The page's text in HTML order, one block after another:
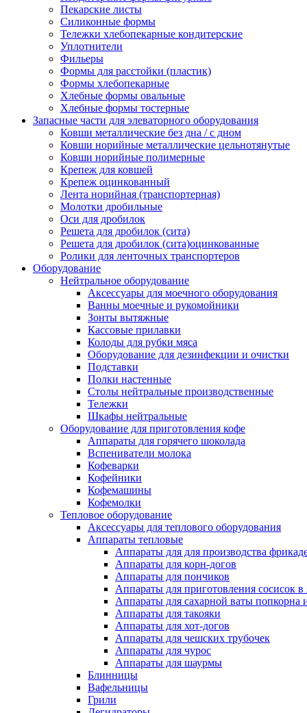
Пекарские листы
Силиконные формы
Тележки хлебопекарные кондитерские
Уплотнители
Фильеры
Формы для расстойки (пластик)
Формы хлебопекарные
Хлебные формы овальные
Хлебные формы тостерные
Запасные части для элеваторного оборудования
Ковши металлические без дна / с дном
Ковши норийные металлические цельнотянутые
Ковши норийные полимерные
Крепеж для ковшей
Крепеж оцинкованный
Лента норийная (транспортерная)
Молотки дробильные
Оси для дробилок
Решета для дробилок (сита)
Решета для дробилок (сита)оцинкованные
Ролики для ленточных транспортеров
Оборудование
Нейтральное оборудование
Аксессуары для моечного оборудования
Ванны моечные и рукомойники
Зонты вытяжные
Кассовые прилавки
Колоды для рубки мяса
Оборудование для дезинфекции и очистки
Подставки
Полки настенные
Столы нейтральные производственные
Тележки
Шкафы нейтральные
Оборудование для приготовления кофе
Аппараты для горячего шоколада
Вспениватели молока
Кофеварки
Кофейники
Кофемашины
Кофемолки
Тепловое оборудование
Аксессуары для теплового оборудования
Аппараты тепловые
Аппараты для для производства
Аппараты для корн-догов
Аппараты для пончиков
Аппараты для приготовления сосисок в
Аппараты для сахарной ваты попкорна
Аппараты для такояки
Аппараты для хот-догов
Аппараты для чешских трубочек
Аппараты для чурос
Аппараты для шаурмы
Блинницы
Вафельницы
Грили